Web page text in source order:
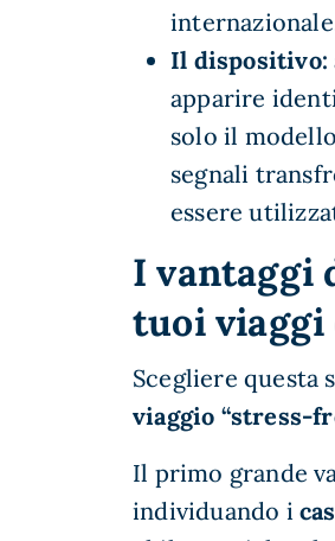
Il dispositivo:
apparire
solo il
segnali
essere
I vantaggi
tuoi viaggi
Scegliere questa
viaggio “stress-
Il primo grande
individuando i